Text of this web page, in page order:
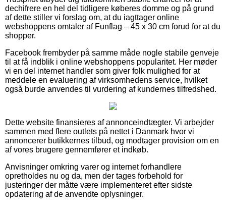
dechifrere en hel del tidligere køberes domme og på grund
af dette stiller vi forslag om, at du iagttager online
webshoppens omtaler af Funflag – 45 x 30 cm forud for at du
shopper.
Facebook frembyder på samme måde nogle stabile genveje
til at få indblik i online webshoppens popularitet. Her møder
vi en del internet handler som giver folk mulighed for at
meddele en evaluering af virksomhedens service, hvilket
også burde anvendes til vurdering af kundernes tilfredshed.
Dette website finansieres af annonceindtægter. Vi arbejder
sammen med flere outlets på nettet i Danmark hvor vi
annoncerer butikkernes tilbud, og modtager provision om en
af vores brugere gennemfører et indkøb.
Anvisninger omkring varer og internet forhandlere
opretholdes nu og da, men der tages forbehold for
justeringer der måtte være implementeret efter sidste
opdatering af de anvendte oplysninger.